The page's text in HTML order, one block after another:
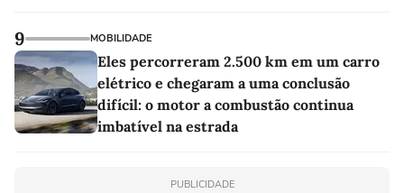
9 MOBILIDADE
Eles percorreram 2.500 km em um carro
elétrico e chegaram a uma conclusão
difícil: o motor a combustão continua
imbatível na estrada
PUBLICIDADE